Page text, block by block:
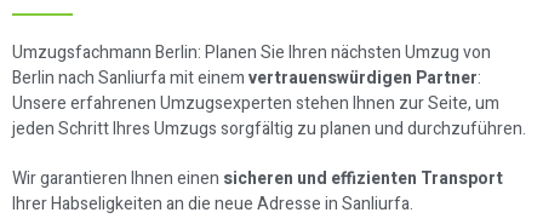
Umzugsfachmann Berlin: Planen Sie Ihren nächsten Umzug von
Berlin nach Sanliurfa mit einemvertrauenswürdigen Partner:
Unsere erfahrenen Umzugsexperten stehen Ihnen zur Seite, um
jeden Schritt Ihres Umzugs sorgfältig zu planen und durchzuführen.
Wir garantieren Ihnen einen sicheren und effizienten Transport
Ihrer Habseligkeiten an die neue Adresse in Sanliurfa.